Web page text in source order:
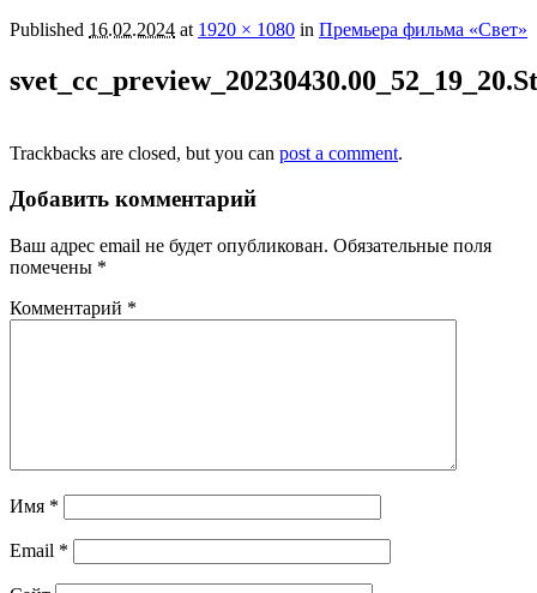
Published 16.02.2024 at 1920 × 1080 in Премьера фильма «Свет»
Trackbacks are closed, but you can post a comment.
Добавить комментарий
Ваш адрес email не будет опубликован. Обязательные поля
помечены *
Комментарий *
Имя *
Email *